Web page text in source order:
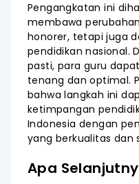
Pengangkatan ini
membawa
honorer, tetapi juga
pendidikan nasional.
pasti, para guru
tenang dan optimal.
bahwa langkah ini
ketimpangan
Indonesia dengan
yang berkualitas dan
Apa